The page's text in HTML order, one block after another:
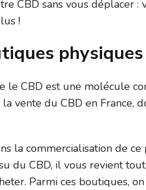
CBD sans vous déplacer :
!
le CBD est une molécule
vente du CBD en France,
la commercialisation de
du CBD, il vous revient
Parmi ces boutiques,